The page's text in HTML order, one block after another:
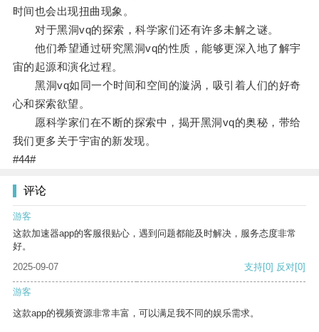
时间也会出现扭曲现象。
对于黑洞vq的探索，科学家们还有许多未解之谜。
他们希望通过研究黑洞vq的性质，能够更深入地了解宇
宙的起源和演化过程。
黑洞vq如同一个时间和空间的漩涡，吸引着人们的好奇
心和探索欲望。
愿科学家们在不断的探索中，揭开黑洞vq的奥秘，带给
我们更多关于宇宙的新发现。
#44#
评论
游客
这款加速器app的客服很贴心，遇到问题都能及时解决，服务态度非常
好。
2025-09-07
支持[0] 反对[0]
游客
这款app的视频资源非常丰富，可以满足我不同的娱乐需求。